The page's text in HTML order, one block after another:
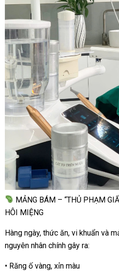
MẢNG BÁM – “THỦ PHẠM
HÔI MIỆNG
Hàng ngày, thức ăn, vi khuẩn và
nguyên nhân chính gây ra:
• Răng ố vàng, xỉn màu